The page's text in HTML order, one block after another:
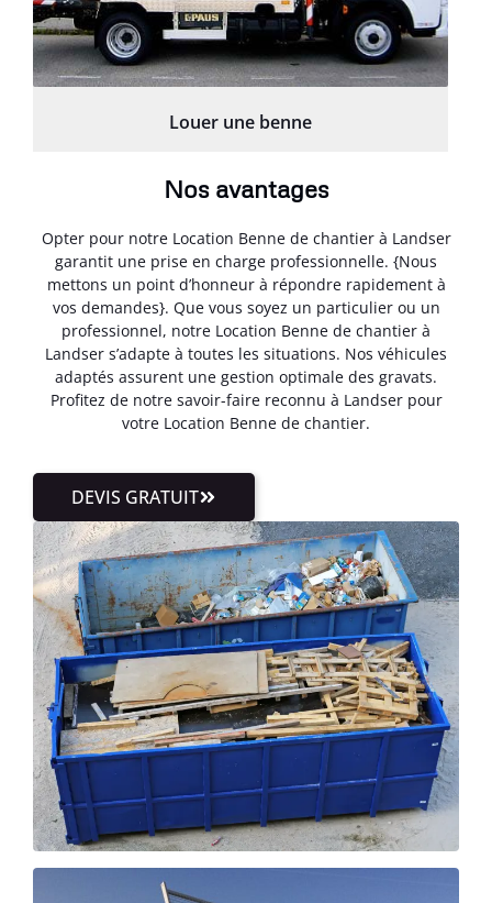
Louer une benne
Nos avantages
Opter pour notre Location Benne de chantier à Landser
garantit une prise en charge professionnelle. {Nous
mettons un point d’honneur à répondre rapidement à
vos demandes}. Que vous soyez un particulier ou un
professionnel, notre Location Benne de chantier à
Landser s’adapte à toutes les situations. Nos véhicules
adaptés assurent une gestion optimale des gravats.
Profitez de notre savoir-faire reconnu à Landser pour
votre Location Benne de chantier.
DEVIS GRATUIT